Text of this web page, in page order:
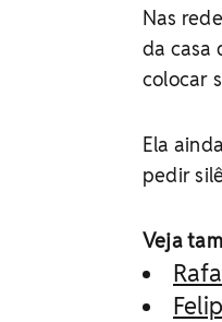
Nas
da casa
colocar
Ela
pedir
Veja